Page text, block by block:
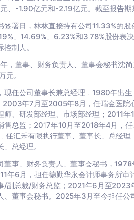
、-1.90亿元和-2.19亿元。截至报告
签署日，林林直接持有公司11.33%的
、14.69%、6.23%和3.78%股份表
制人。
，董事、财务负责人、董事会秘书沈
元。
现任公司董事长兼总经理，1980年出
2003年7月至2005年8月，任瑞金医
师、研发部经理、市场部经理；2011
售总监；2017年10月至2018年4月，
任汇禾有限执行董事、董事长、总经
总经理。
董事、财务负责人、董事会秘书，
年6月，担任德勤华永会计师事务所
/副总裁/财务总监；2021年6月至
、董事会秘书。2025年3月至今担任公